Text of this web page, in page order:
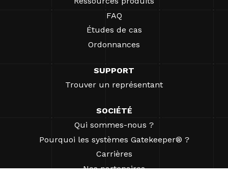
FAQ
Études de cas
Ordonnances
SUPPORT
Trouver un représentant
SOCIÉTÉ
Qui sommes-nous ?
Pourquoi les systèmes Gatekeeper® ?
Carrières
Nos partenaires